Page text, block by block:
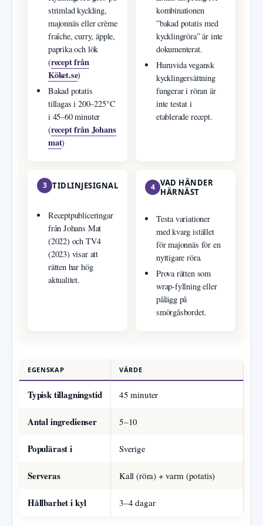
strimlad kyckling,
majonnäs eller crème
fraîche, curry, äpple,
paprika och lök
(recept från
Köket.se)
Bakad potatis
tillagas i 200–225°C
i 45–60 minuter
(recept från Johans
mat)
kombinationen
”bakad potatis med
kycklingröra” är inte
dokumenterat.
Huruvida vegansk
kycklingersättning
fungerar i röran är
inte testat i
etablerade recept.
3 TIDLINJESIGNAL
Receptpubliceringar
från Johans Mat
(2022) och TV4
(2023) visar att
rätten har hög
aktualitet.
4 VAD HÄNDER
HÄRNÄST
Testa variationer
med kvarg istället
för majonnäs för en
nyttigare röra.
Prova rätten som
wrap-fyllning eller
pålägg på
smörgåsbordet.
EGENSKAP VÄRDE
Typisk tillagningstid 45 minuter
Antal ingredienser 5–10
Populärast i Sverige
Serveras Kall (röra) + varm (potatis)
Hållbarhet i kyl 3–4 dagar